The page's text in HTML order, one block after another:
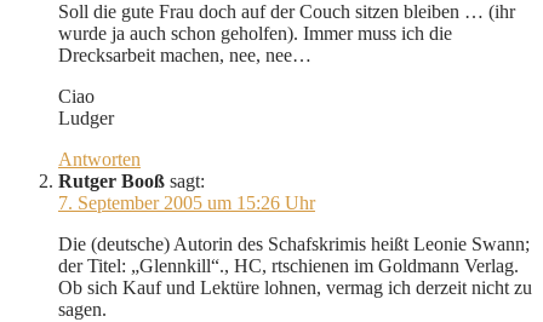
Soll die gute Frau doch auf der Couch sitzen bleiben … (ihr
wurde ja auch schon geholfen). Immer muss ich die
Drecksarbeit machen, nee, nee…
Ciao
Ludger
Antworten
Rutger Booß sagt:
7. September 2005 um 15:26 Uhr
Die (deutsche) Autorin des Schafskrimis heißt Leonie Swann;
der Titel: „Glennkill“., HC, rtschienen im Goldmann Verlag.
Ob sich Kauf und Lektüre lohnen, vermag ich derzeit nicht zu
sagen.